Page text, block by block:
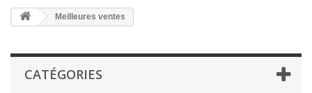
Meilleures ventes
CATÉGORIES